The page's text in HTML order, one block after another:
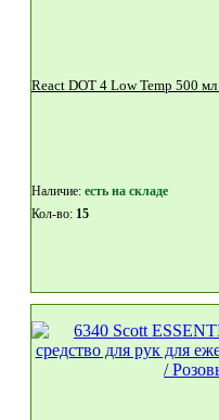
React DOT 4 Low Temp 500
Наличие: eсть на складе
Кол-во: 15